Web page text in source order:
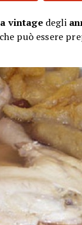
vintagedegli
che può essere